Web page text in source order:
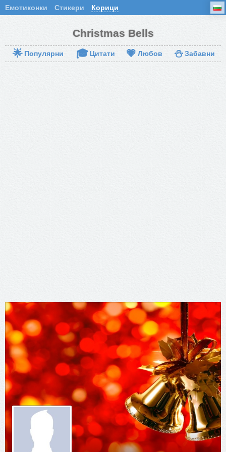
Емотиконки Стикери Корици
Christmas Bells
🌟 Популярни 🎓 Цитати 💗 Любов ⛄ Забавни